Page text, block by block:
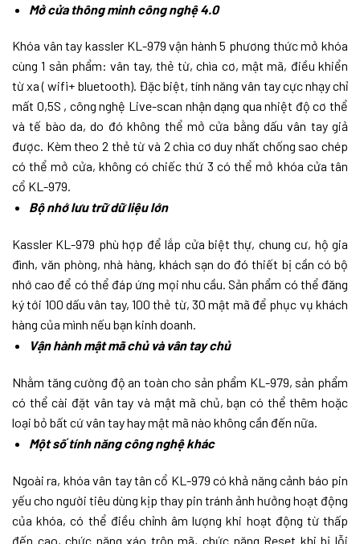
Mở cửa thông minh công nghệ 4.0
Khóa vân tay kassler KL-979 vận hành 5 phương thức mở khóa
cùng 1 sản phẩm: vân tay, thẻ từ, chìa cơ, mật mã, điều khiển
từ xa ( wifi+ bluetooth). Đặc biệt, tính năng vân tay cực nhạy chỉ
mất 0,5S , công nghệ Live-scan nhận dạng qua nhiệt độ cơ thể
và tế bào da, do đó không thể mở cửa bằng dấu vân tay giả
được. Kèm theo 2 thẻ từ và 2 chìa cơ duy nhất chống sao chép
có thể mở cửa, không có chiếc thứ 3 có thể mở khóa cửa tân
cổ KL-979.
Bộ nhớ lưu trữ dữ liệu lớn
Kassler KL-979 phù hợp để lắp cửa biệt thự, chung cư, hộ gia
đình, văn phòng, nhà hàng, khách sạn do đó thiết bị cần có bộ
nhớ cao để có thể đáp ứng mọi nhu cầu. Sản phẩm có thể đăng
ký tới 100 dấu vân tay, 100 thẻ từ, 30 mật mã để phục vụ khách
hàng của mình nếu bạn kinh doanh.
Vận hành mật mã chủ và vân tay chủ
Nhằm tăng cường độ an toàn cho sản phẩm KL-979, sản phẩm
có thể cài đặt vân tay và mật mã chủ, bạn có thể thêm hoặc
loại bỏ bất cứ vân tay hay mật mã nào không cần đến nữa.
Một số tính năng công nghệ khác
Ngoài ra, khóa vân tay tân cổ KL-979 có khả năng cảnh báo pin
yếu cho người tiêu dùng kịp thay pin tránh ảnh hưởng hoạt động
của khóa, có thể điều chỉnh âm lượng khi hoạt động từ thấp
đến cao, chức năng xáo trộn mã, chức năng Reset khi bị lỗi